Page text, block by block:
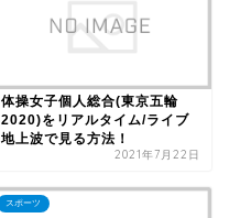
体操女子個人総合(東京五輪
2020)をリアルタイム/ライブ
地上波で見る方法！
2021年7月22日
スポーツ